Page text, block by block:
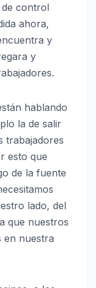
control
ahora,
y
y
hablando
la de salir
trabajadores
esto que
de la fuente
lado, del
que nuestros
en nuestra